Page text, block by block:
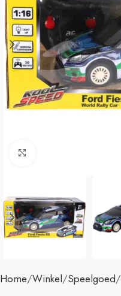
Home Winkel Speelgoed